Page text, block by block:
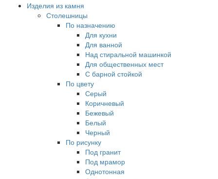
Изделия из камня
Столешницы
По назначению
Для кухни
Для ванной
Над стиральной машинкой
Для общественных мест
С барной стойкой
По цвету
Серый
Коричневый
Бежевый
Белый
Черный
По рисунку
Под гранит
Под мрамор
Однотонная